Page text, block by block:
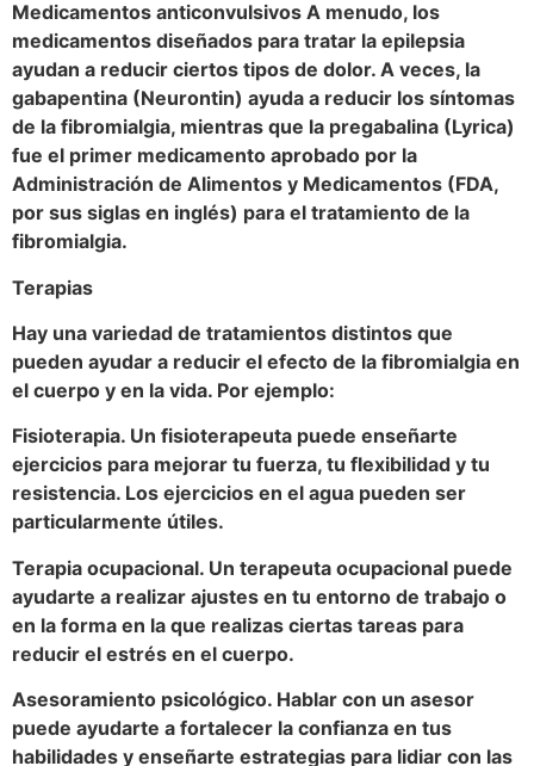
Medicamentos anticonvulsivos A menudo, los
medicamentos diseñados para tratar la epilepsia
ayudan a reducir ciertos tipos de dolor. A veces, la
gabapentina (Neurontin) ayuda a reducir los síntomas
de la fibromialgia, mientras que la pregabalina (Lyrica)
fue el primer medicamento aprobado por la
Administración de Alimentos y Medicamentos (FDA,
por sus siglas en inglés) para el tratamiento de la
fibromialgia.
Terapias
Hay una variedad de tratamientos distintos que
pueden ayudar a reducir el efecto de la fibromialgia en
el cuerpo y en la vida. Por ejemplo:
Fisioterapia. Un fisioterapeuta puede enseñarte
ejercicios para mejorar tu fuerza, tu flexibilidad y tu
resistencia. Los ejercicios en el agua pueden ser
particularmente útiles.
Terapia ocupacional. Un terapeuta ocupacional puede
ayudarte a realizar ajustes en tu entorno de trabajo o
en la forma en la que realizas ciertas tareas para
reducir el estrés en el cuerpo.
Asesoramiento psicológico. Hablar con un asesor
puede ayudarte a fortalecer la confianza en tus
habilidades y enseñarte estrategias para lidiar con las